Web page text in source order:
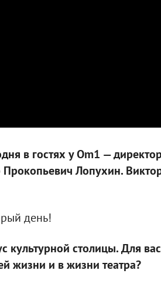
в гостях у Om1 —
Лопухин.
день!
культурной столицы. Для
жизни и в жизни театра?